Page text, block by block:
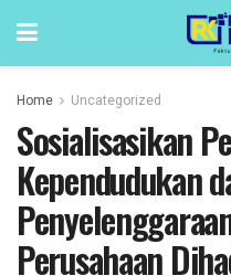
Home Uncategorized
Sosialisasikan
Kependudukan
Perusahaan